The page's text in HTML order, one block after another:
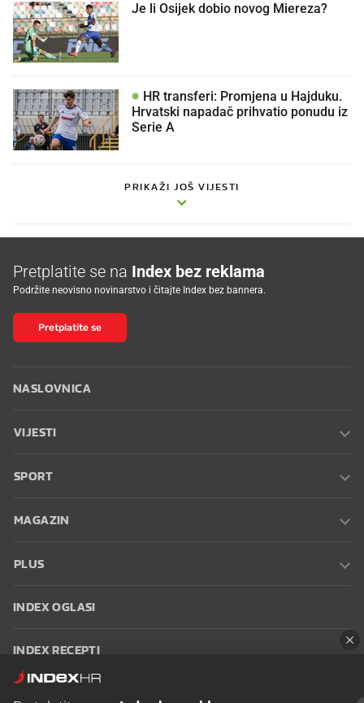
Je li Osijek dobio novog Miereza?
HR transferi: Promjena u Hajduku.
Hrvatski napadač prihvatio ponudu iz
Serie A
PRIKAŽI JOŠ VIJESTI
Pretplatite se na Index bez reklama
Podržite neovisno novinarstvo i čitajte Index bez bannera.
Pretplatite se
NASLOVNICA
VIJESTI
SPORT
MAGAZIN
PLUS
INDEX OGLASI
INDEX RECEPTI